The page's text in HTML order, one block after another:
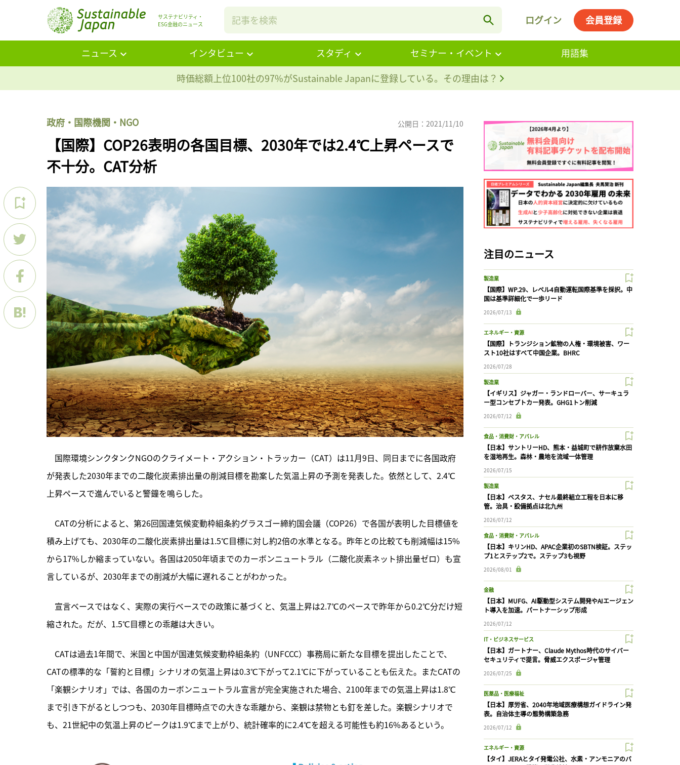
サステナビリティ・
ESG金融のニュース
ログイン 会員登録
ニュース インタビュー スタディ セミナー・イベント
用語集
時価総額上位100社の97%がSustainable Japanに登録している。その理由は？
政府・国際機関・NGO 公開日：2021/11/10
【国際】COP26表明の各国目標、2030年では2.4℃上昇ペースで
不十分。CAT分析
国際環境シンクタンクNGOのクライメート・アクション・トラッカー（CAT）は11月9日、同日までに各国政府
が発表した2030年までの二酸化炭素排出量の削減目標を勘案した気温上昇の予測を発表した。依然として、2.4℃
上昇ペースで進んでいると警鐘を鳴らした。
CATの分析によると、 第26回国連気候変動枠組条約グラスゴー締約国会議（COP26）で各国が表明した目標値を
積み上げても、2030年の二酸化炭素排出量は1.5℃目標に対し約2倍の水準となる。昨年との比較ても削減幅は15%
から17%しか縮まっていない。各国は2050年頃までのカーボンニュートラル（二酸化炭素ネット排出量ゼロ）も宣
言しているが、2030年までの削減が大幅に遅れることがわかった。
宣言ベースではなく、実際の実行ベースでの政策に基づくと、気温上昇は2.7℃のペースで昨年から0.2℃分だけ短
縮された。だが、1.5℃目標との乖離は大きい。
CATは過去1年間で、米国と中国が国連気候変動枠組条約（UNFCCC）事務局に新たな目標を提出したことで、
CATの標準的な「誓約と目標」シナリオの気温上昇は0.3℃下がって2.1℃に下がっていることも伝えた。またCATの
「楽観シナリオ」では、各国のカーボンニュートラル宣言が完全実施された場合、2100年までの気温上昇は1.8℃
まで引き下がるとしつつも、2030年目標時点での大きな乖離から、楽観は禁物とも釘を差した。楽観シナリオで
も、21世紀中の気温上昇のピークは1.9℃まで上がり、統計確率的に2.4℃を超える可能性も約16%あるという。
注目のニュース
製造業
【国際】WP.29、レベル4自動運転国際基準を採択。中
国は基準詳細化で一歩リード
2026/07/13
エネルギー・資源
【国際】トランジション鉱物の人権・環境被害、ワー
スト10社はすべて中国企業。BHRC
2026/07/28
製造業
【イギリス】ジャガー・ランドローバー、サーキュラ
ー型コンセプトカー発表。GHG1トン削減
2026/07/12
食品・消費財・アパレル
【日本】サントリーHD、熊本・益城町で耕作放棄水田
を湿地再生。森林・農地を流域一体管理
2026/07/15
製造業
【日本】ベスタス、ナセル最終組立工程を日本に移
管。治具・設備拠点は北九州
2026/07/12
食品・消費財・アパレル
【日本】キリンHD、APAC企業初のSBTN検証。ステッ
プ1とステップ2で。ステップ3も視野
2026/08/01
金融
【日本】MUFG、AI駆動型システム開発やAIエージェン
ト導入を加速。パートナーシップ形成
2026/07/12
IT・ビジネスサービス
【日本】ガートナー、Claude Mythos時代のサイバー
セキュリティで提言。脅威エクスポージャ管理
2026/07/25
医薬品・医療福祉
【日本】厚労省、2040年地域医療構想ガイドライン発
表。自治体主導の態勢構築急務
2026/07/12
エネルギー・資源
【タイ】JERAとタイ発電公社、水素・アンモニアのバ